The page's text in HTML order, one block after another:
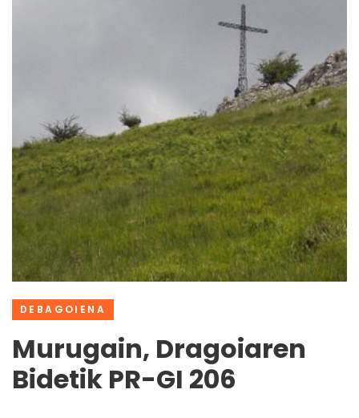
DEBAGOIENA
Murugain, Dragoiaren
Bidetik PR-GI 206